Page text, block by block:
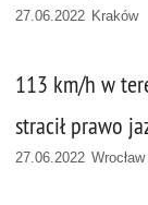
27.06.2022 Kraków
113 km/h w
stracił prawo
27.06.2022 Wrocław